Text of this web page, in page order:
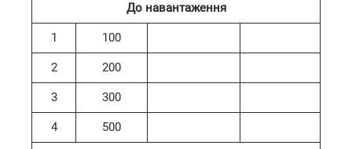
До навантаження
1 100
2 200
3 300
4 500